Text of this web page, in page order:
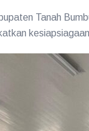
Tanah